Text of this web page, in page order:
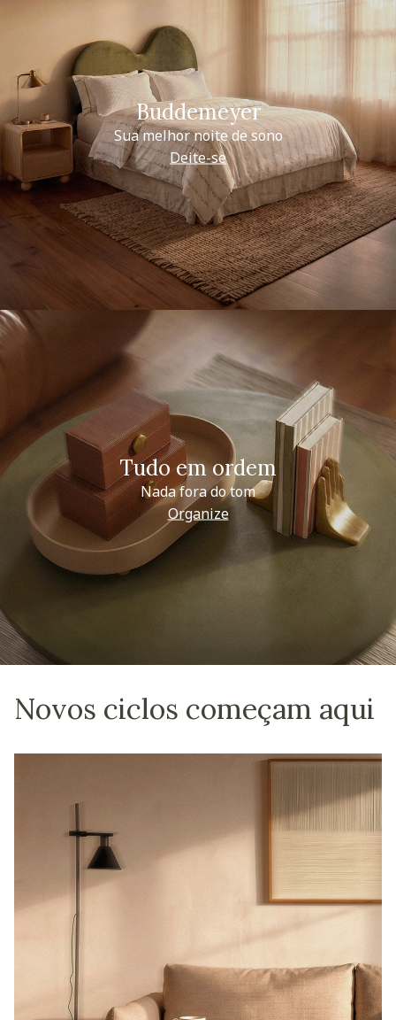
Buddemeyer
Sua melhor noite de sono
Deite-se
Tudo em ordem
Nada fora do tom
Organize
Novos ciclos começam aqui